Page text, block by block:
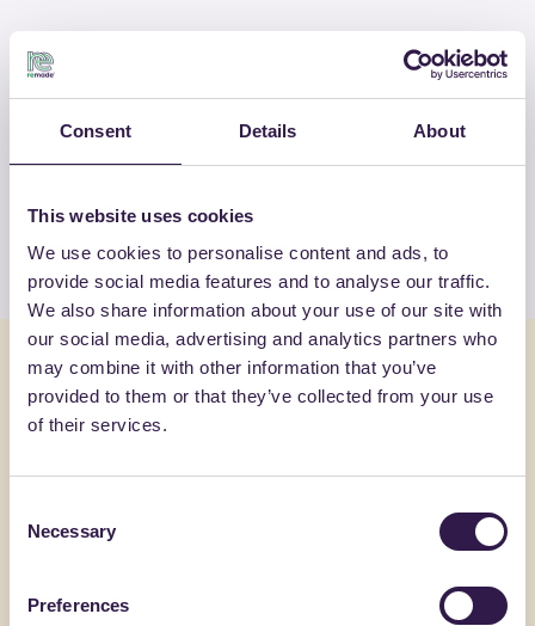
Consent Details About
This website uses cookies
We use cookies to personalise content and ads, to
provide social media features and to analyse our traffic.
We also share information about your use of our site with
our social media, advertising and analytics partners who
may combine it with other information that you’ve
provided to them or that they’ve collected from your use
of their services.
Selection
Necessary
Preferences
Guarda l’elenco
Potrebbe interessarti anche